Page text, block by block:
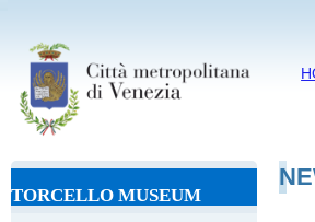
TORCELLO MUSEUM